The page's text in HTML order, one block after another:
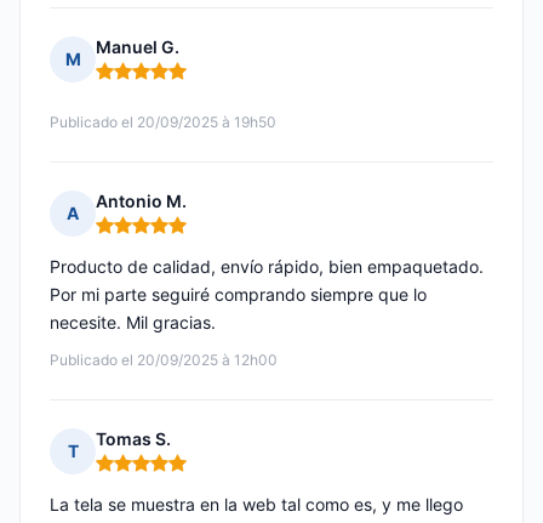
M
Manuel G.
Nota: 5 de 5
Publicado el 20/09/2025 à 19h50
A
Antonio M.
Nota: 5 de 5
Publicado el 20/09/2025 à 12h00
Producto de calidad, envío rápido, bien empaquetado.
Por mi parte seguiré comprando siempre que lo
necesite. Mil gracias.
T
Tomas S.
Nota: 5 de 5
La tela se muestra en la web tal como es, y me llego